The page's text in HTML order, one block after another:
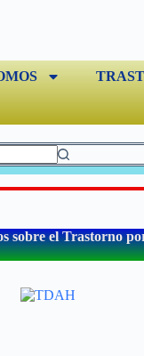
sobre el Trastorno